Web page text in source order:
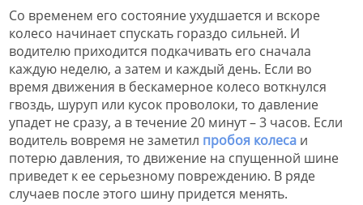
Со временем его состояние ухудшается и вскоре
колесо начинает спускать гораздо сильней. И
водителю приходится подкачивать его сначала
каждую неделю, а затем и каждый день. Если во
время движения в бескамерное колесо воткнулся
гвоздь, шуруп или кусок проволоки, то давление
упадет не сразу, а в течение 20 минут – 3 часов. Если
водитель вовремя не заметил пробоя колеса и
потерю давления, то движение на спущенной шине
приведет к ее серьезному повреждению. В ряде
случаев после этого шину придется менять.